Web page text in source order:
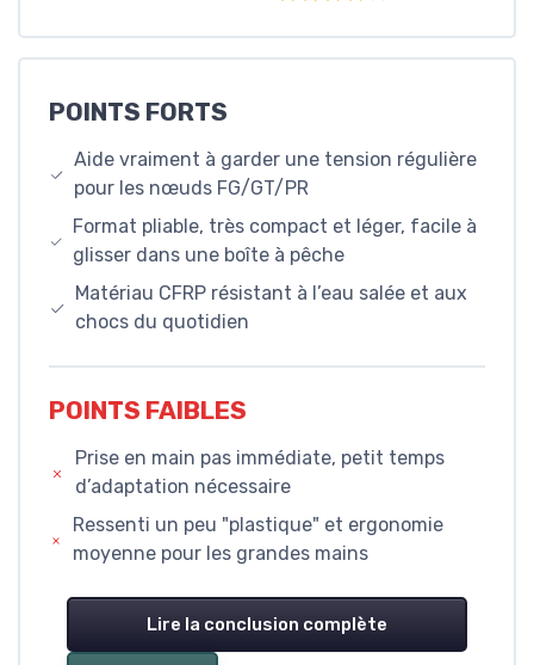
POINTS FORTS
Aide vraiment à garder une tension régulière
pour les nœuds FG/GT/PR
Format pliable, très compact et léger, facile à
glisser dans une boîte à pêche
Matériau CFRP résistant à l’eau salée et aux
chocs du quotidien
POINTS FAIBLES
Prise en main pas immédiate, petit temps
d’adaptation nécessaire
Ressenti un peu "plastique" et ergonomie
moyenne pour les grandes mains
Lire la conclusion complète